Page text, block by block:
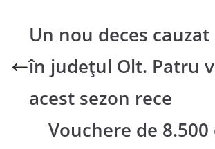
Un nou deces cauzat
în județul Olt. Patru
acest sezon rece
Vouchere de